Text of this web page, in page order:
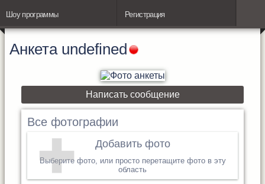
Шоу программы Регистрация
Анкета undefined
Написать сообщение
Все фотографии
Добавить фото
Выберите фото, или просто перетащите фото в эту
область